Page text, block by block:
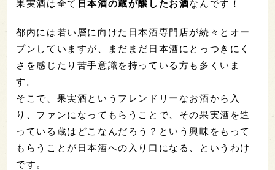
果実酒は全て 日本酒の蔵が醸したお酒なんです！
都内には若い層に向けた日本酒専門店が続々とオー
プンしていますが、まだまだ日本酒にとっつきにく
さを感じたり苦手意識を持っている方も多くいま
す。
そこで、果実酒というフレンドリーなお酒から入
り、ファンになってもらうことで、その果実酒を造
っている蔵はどこなんだろう？という興味をもって
もらうことが日本酒への入り口になる、というわけ
です。